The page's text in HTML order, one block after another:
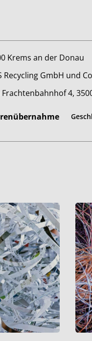
Krems an der Donau
Recycling GmbH und
Frachtenbahnhof 4,